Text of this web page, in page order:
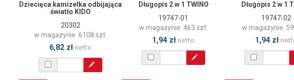
Dziecięca kamizelka odbijająca
światło KIDO
20302
w magazynie: 6108 szt.
6,82 zł netto
Długopis 2 w 1 TWINO
19747-01
w magazynie: 463 szt.
1,94 zł netto
Długopis 2 w 1
19747-02
w magazynie:
1,94 zł